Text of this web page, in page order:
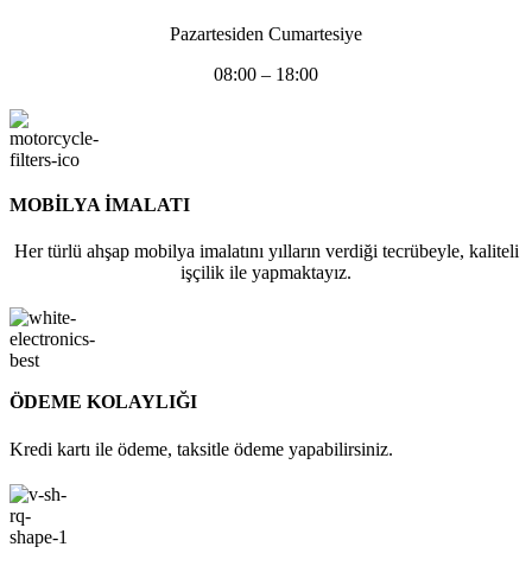
Pazartesiden Cumartesiye
08:00 – 18:00
MOBİLYA İMALATI
Her türlü ahşap mobilya imalatını yılların verdiği tecrübeyle, kaliteli
işçilik ile yapmaktayız.
ÖDEME KOLAYLIĞI
Kredi kartı ile ödeme, taksitle ödeme yapabilirsiniz.